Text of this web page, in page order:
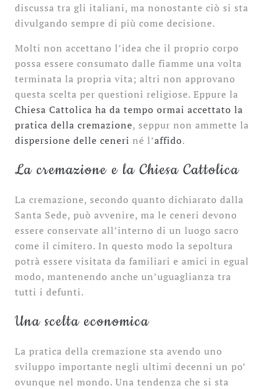
discussa tra gli italiani, ma nonostante ciò si sta
divulgando sempre di più come decisione.
Molti non accettano l’idea che il proprio corpo
possa essere consumato dalle fiamme una volta
terminata la propria vita; altri non approvano
questa scelta per questioni religiose. Eppure la
Chiesa Cattolica ha da tempo ormai accettato la
pratica della cremazione, seppur non ammette la
dispersione delle ceneri né l’affido.
La cremazione e la Chiesa Cattolica
La cremazione, secondo quanto dichiarato dalla
Santa Sede, può avvenire, ma le ceneri devono
essere conservate all’interno di un luogo sacro
come il cimitero. In questo modo la sepoltura
potrà essere visitata da familiari e amici in egual
modo, mantenendo anche un’uguaglianza tra
tutti i defunti.
Una scelta economica
La pratica della cremazione sta avendo uno
sviluppo importante negli ultimi decenni un po’
ovunque nel mondo. Una tendenza che si sta